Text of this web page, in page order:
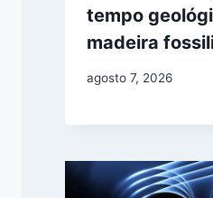
tempo
madeira
agosto 7, 2026